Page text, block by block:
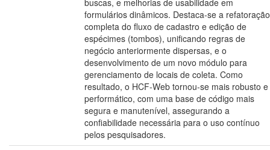
buscas, e melhorias de usabilidade em
formulários dinâmicos. Destaca-se a refatoração
completa do fluxo de cadastro e edição de
espécimes (tombos), unificando regras de
negócio anteriormente dispersas, e o
desenvolvimento de um novo módulo para
gerenciamento de locais de coleta. Como
resultado, o HCF-Web tornou-se mais robusto e
performático, com uma base de código mais
segura e manutenível, assegurando a
confiabilidade necessária para o uso contínuo
pelos pesquisadores.